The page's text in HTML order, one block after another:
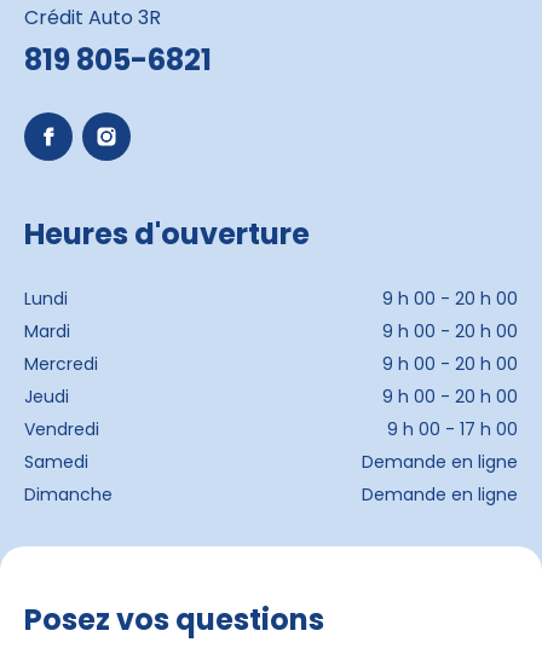
Crédit Auto 3R
819 805-6821
Heures d'ouverture
Lundi
9 h 00 - 20 h 00
Mardi
9 h 00 - 20 h 00
Mercredi
9 h 00 - 20 h 00
Jeudi
9 h 00 - 20 h 00
Vendredi
9 h 00 - 17 h 00
Samedi
Demande en ligne
Dimanche
Demande en ligne
Posez vos questions